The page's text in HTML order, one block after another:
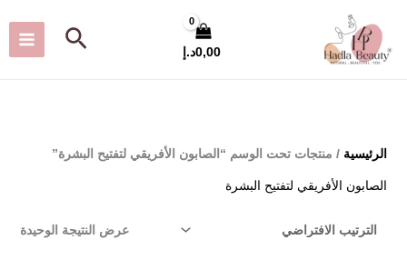
إلى 0,00د.إ
البحث
الرئيسية / منتجات تحت الوسم “الصابون الأفريقي لتفتيح البشرة”
الصابون الأفريقي لتفتيح البشرة
عرض النتيجة الوحيدة